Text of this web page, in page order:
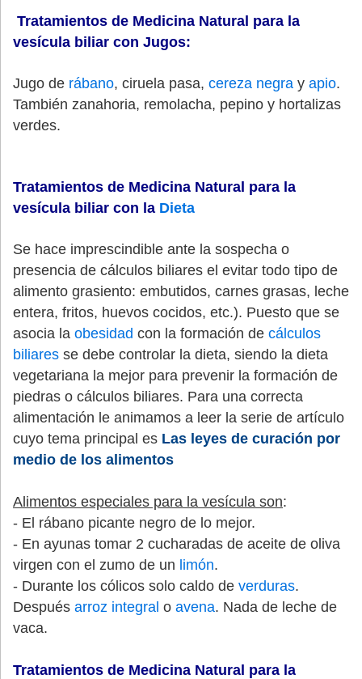
Tratamientos de Medicina Natural para la
vesícula biliar con Jugos:
Jugo de rábano, ciruela pasa, cereza negra y apio.
También zanahoria, remolacha, pepino y hortalizas
verdes.
Tratamientos de Medicina Natural para la
vesícula biliar con la Dieta
Se hace imprescindible ante la sospecha o
presencia de cálculos biliares el evitar todo tipo de
alimento grasiento: embutidos, carnes grasas, leche
entera, fritos, huevos cocidos, etc.). Puesto que se
asocia la obesidad con la formación de cálculos
biliares se debe controlar la dieta, siendo la dieta
vegetariana la mejor para prevenir la formación de
piedras o cálculos biliares. Para una correcta
alimentación le animamos a leer la serie de artículo
cuyo tema principal es Las leyes de curación por
medio de los alimentos
Alimentos especiales para la vesícula son:
- El rábano picante negro de lo mejor.
- En ayunas tomar 2 cucharadas de aceite de oliva
virgen con el zumo de un limón.
- Durante los cólicos solo caldo de verduras.
Después arroz integral o avena. Nada de leche de
vaca.
Tratamientos de Medicina Natural para la